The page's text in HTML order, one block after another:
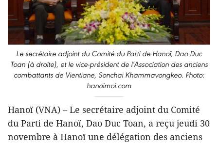
Le secrétaire adjoint du Comité du Parti de Hanoï, Dao Duc
Toan (à droite), et le vice-président de l’Association des anciens
combattants de Vientiane, Sonchai Khammavongkeo. Photo:
hanoimoi.com
Hanoï (VNA) – Le secrétaire adjoint du Comité
du Parti de Hanoï, Dao Duc Toan, a reçu jeudi 30
novembre à Hanoï une délégation des anciens